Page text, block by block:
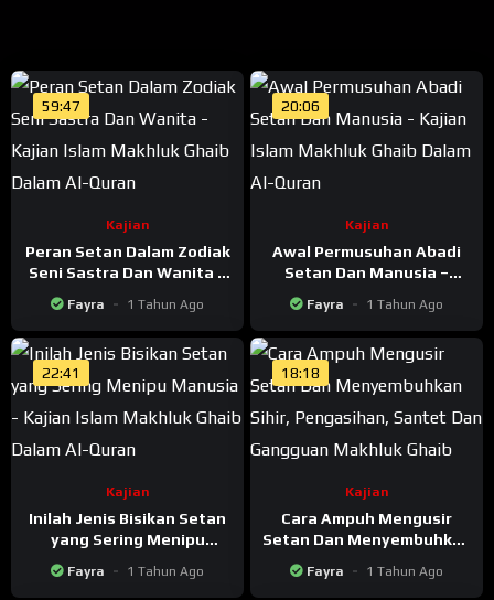
59:47
Kajian
Peran Setan Dalam Zodiak
Seni Sastra Dan Wanita –
Kajian Islam Makhluk
Ghaib Dalam Al-Quran
Fayra 1 Tahun Ago
20:06
Kajian
Awal Permusuhan Abadi
Setan Dan Manusia –
Kajian Islam Makhluk
Ghaib Dalam Al-Quran
Fayra 1 Tahun Ago
22:41
Kajian
Inilah Jenis Bisikan Setan
yang Sering Menipu
Manusia – Kajian Islam
Makhluk Ghaib Dalam Al-
Fayra 1 Tahun Ago
18:18
Kajian
Cara Ampuh Mengusir
Setan Dan Menyembuhkan
Sihir, Pengasihan, Santet
Dan Gangguan Makhluk
Fayra 1 Tahun Ago